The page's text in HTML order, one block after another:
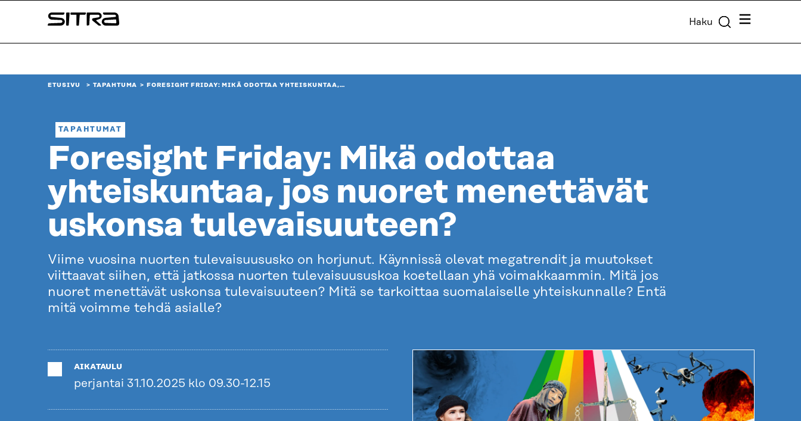
sisältöön
Sitra Haku Valikko
ETUSIVU TAPAHTUMA FORESIGHT FRIDAY: MIKÄ ODOTTAA YHTEISKUNTAA,…
TAPAHTUMAT
Foresight Friday: Mikä odottaa
yhteiskuntaa, jos nuoret menettävät
uskonsa tulevaisuuteen?
Viime vuosina nuorten tulevaisuususko on horjunut. Käynnissä olevat megatrendit ja muutokset
viittaavat siihen, että jatkossa nuorten tulevaisuususkoa koetellaan yhä voimakkaammin. Mitä jos
nuoret menettävät uskonsa tulevaisuuteen? Mitä se tarkoittaa suomalaiselle yhteiskunnalle? Entä
mitä voimme tehdä asialle?
AIKATAULU
perjantai 31.10.2025 klo 09.30-12.15